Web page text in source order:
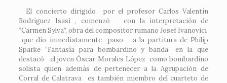
El concierto dirigido por el profesor Carlos Valentín
Rodríguez Isasi , comenzó con la interpretación de
“Carmen Sylva”, obra del compositor rumano Josef Ivanovici
que dio inmediatamente paso a la partitura de Philip
Sparke “Fantasía para bombardino y banda” en la que
destacó el joven Óscar Morales López como bombardino
solista quien además de pertenecer a la Agrupación de
Corral de Calatrava es también miembro del cuarteto de